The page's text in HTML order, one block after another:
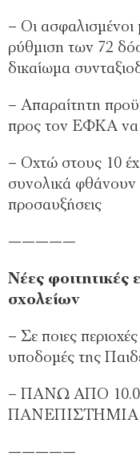
– Οι
ρύθµιση των 72
δικαίωµα
– Απαραίτητη
προς τον ΕΦΚΑ να
– Οχτώ στους 10
συνολικά φθάνουν
προσαυξήσεις
—————
Νέες φοιτητικές
σχολείων
– Σε ποιες
υποδοµές της
– ΠΑΝΩ ΑΠΟ
ΠΑΝΕΠΙΣΤΗΜΙΑ
—————